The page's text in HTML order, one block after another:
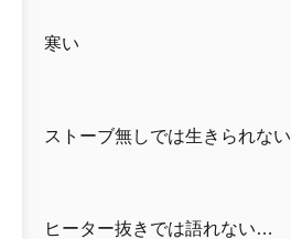
寒い
ストーブ無しでは生きられない
ヒーター抜きでは語れない…